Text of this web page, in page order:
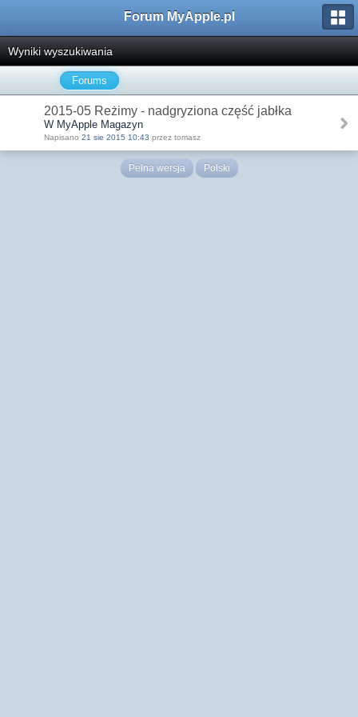
Forum MyApple.pl
Wyniki wyszukiwania
Forums
2015-05 Reżimy - nadgryziona część jabłka
W MyApple Magazyn
Napisano 21 sie 2015 10:43 przez tomasz
Pełna wersja Polski